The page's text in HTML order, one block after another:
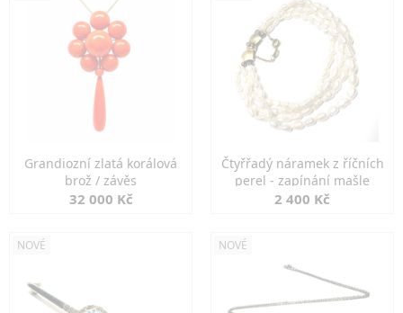
Grandiozní zlatá korálová
brož / závěs
32 000 Kč
Čtyřřadý náramek z říčních
perel - zapínání mašle
2 400 Kč
NOVÉ NOVÉ